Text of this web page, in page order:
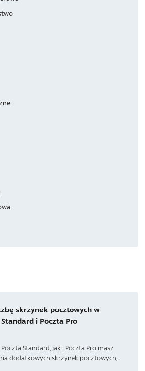
skrzynek pocztowych w
Standard i Poczta Pro
Standard, jak i Poczta Pro masz
dodatkowych skrzynek pocztowych,...